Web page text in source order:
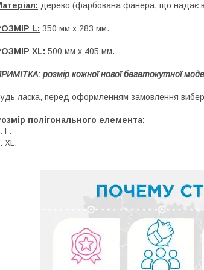
дерево (фарбована фанера, що надає
L: 350 мм x 283 мм.
XL: 500 мм x 405 мм.
розмір кожної нової багатокутної
ласка, перед оформленням замовлення
полігонального елемента:
L.
XL.